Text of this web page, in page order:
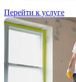
Перейти к услуге